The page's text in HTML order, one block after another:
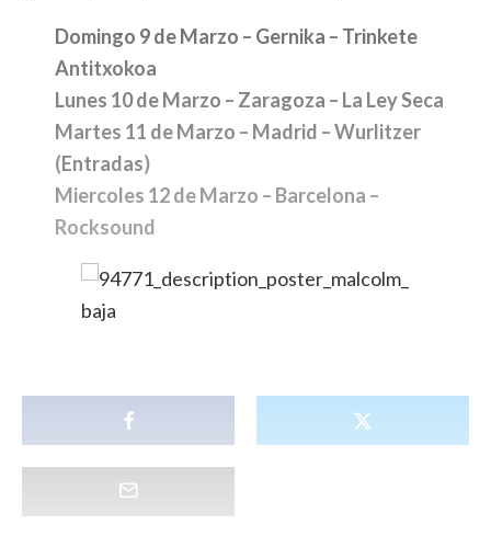
Domingo 9 de Marzo – Gernika – Trinkete
Antitxokoa
Lunes 10 de Marzo – Zaragoza – La Ley Seca
Martes 11 de Marzo – Madrid – Wurlitzer
(Entradas)
Miercoles 12 de Marzo – Barcelona –
Rocksound